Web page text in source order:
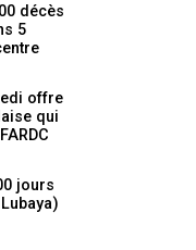
décès
5
offre
qui
jours